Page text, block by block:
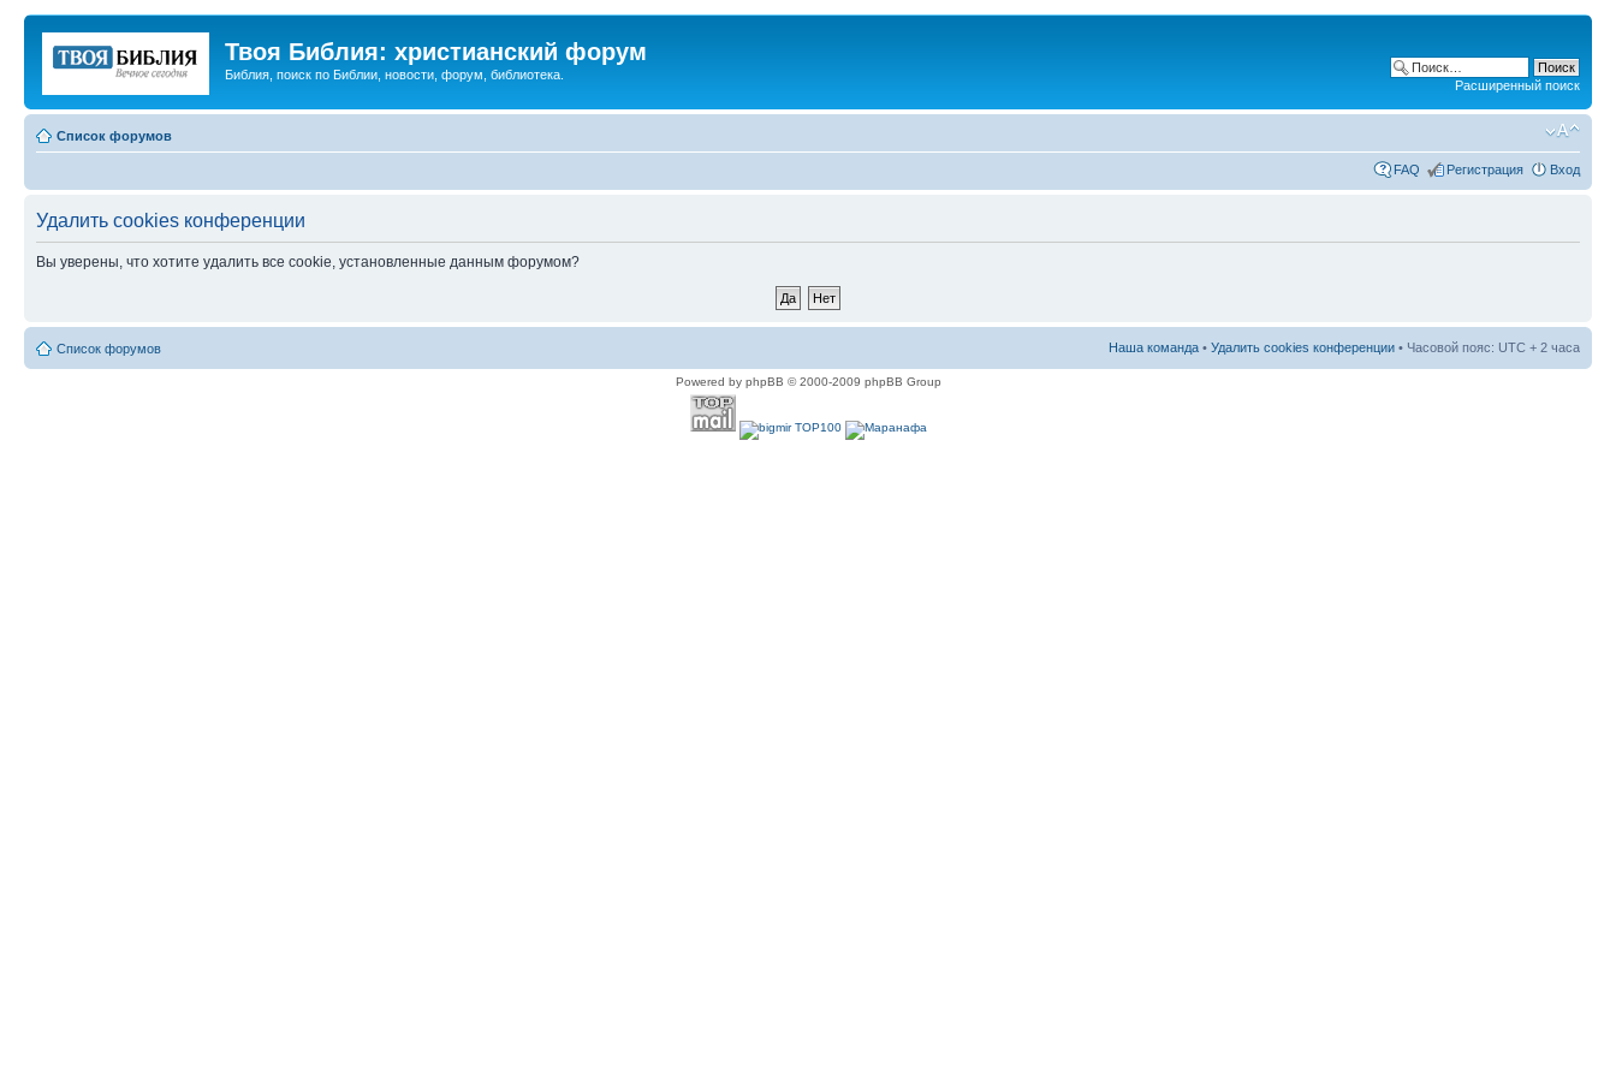
Твоя Библия: христианский форум
Библия, поиск по Библии, новости, форум, библиотека.
Расширенный поиск
Список форумов
FAQ Регистрация Вход
Удалить cookies конференции
Вы уверены, что хотите удалить все cookie, установленные данным форумом?
Список форумов Наша команда • Удалить cookies конференции • Часовой пояс: UTC + 2 часа
Powered by phpBB © 2000-2009 phpBB Group